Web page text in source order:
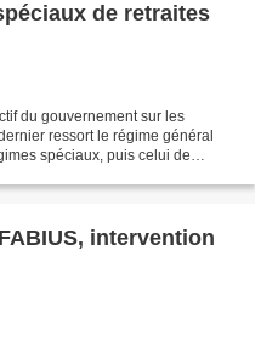
de retraites
du gouvernement sur les
ressort le régime général
spéciaux, puis celui de
intervention